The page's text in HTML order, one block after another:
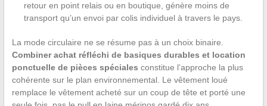
retour en point relais ou en boutique, génère moins de
transport qu’un envoi par colis individuel à travers le pays.
La mode circulaire ne se résume pas à un choix binaire.
Combiner achat réfléchi de basiques durables et location
ponctuelle de pièces spéciales constitue l’approche la plus
cohérente sur le plan environnemental. Le vêtement loué
remplace le vêtement acheté sur un coup de tête et porté une